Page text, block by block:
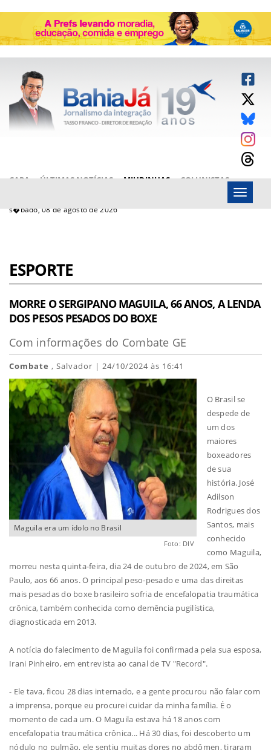
CAPA ÚLTIMAS NOTÍCIAS MIUDINHAS
COLUNISTAS
s�bado, 08 de agosto de 2026
Menu
ESPORTE
MORRE O SERGIPANO MAGUILA, 66 ANOS, A LENDA
DOS PESOS PESADOS DO BOXE
Com informações do Combate GE
Combate , Salvador | 24/10/2024 às 16:41
Maguila era um ídolo no Brasil
Foto: DIV
O Brasil se
despede de
um dos
maiores
boxeadores
de sua
história. José
Adilson
Rodrigues dos
Santos, mais
conhecido
como Maguila,
morreu nesta quinta-feira, dia 24 de outubro de 2024, em São
Paulo, aos 66 anos. O principal peso-pesado e uma das direitas
mais pesadas do boxe brasileiro sofria de encefalopatia traumática
crônica, também conhecida como demência pugilística,
diagnosticada em 2013.
A notícia do falecimento de Maguila foi confirmada pela sua esposa,
Irani Pinheiro, em entrevista ao canal de TV "Record".
- Ele tava, ficou 28 dias internado, e a gente procurou não falar com
a imprensa, porque eu procurei cuidar da minha família. É o
momento de cada um. O Maguila estava há 18 anos com
encefalopatia traumática crônica... Há 30 dias, foi descoberto um
nódulo no pulmão, ele sentiu muitas dores no abdômen, tiraram